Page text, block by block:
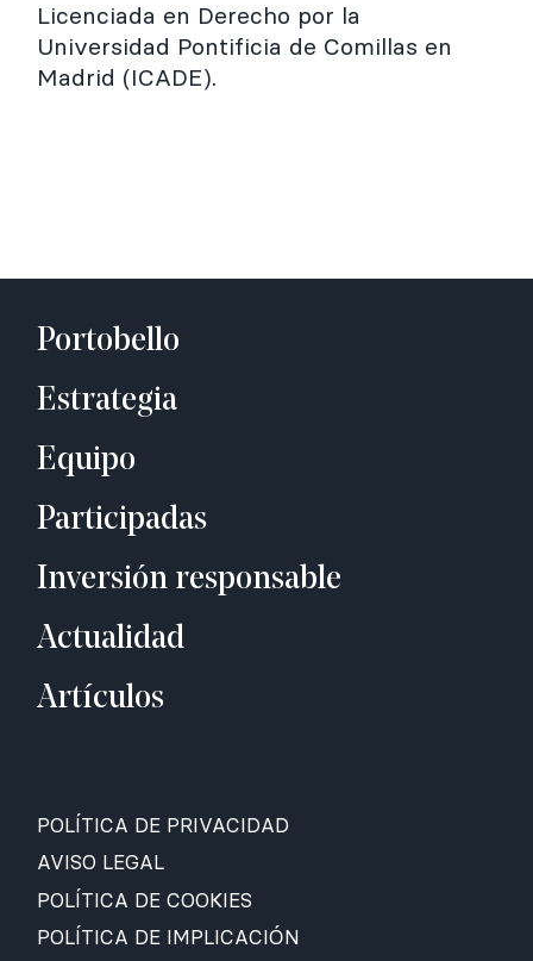
Licenciada en Derecho por la
Universidad Pontificia de Comillas en
Madrid (ICADE).
Portobello
Estrategia
Equipo
Participadas
Inversión responsable
Actualidad
Artículos
POLÍTICA DE PRIVACIDAD
AVISO LEGAL
POLÍTICA DE COOKIES
POLÍTICA DE IMPLICACIÓN